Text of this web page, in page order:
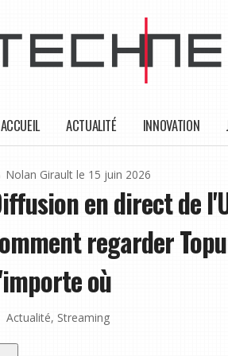
ACCUEIL ACTUALITÉ INNOVATION
Nolan Girault le 15 juin 2026
en direct de
regarder
où
Actualité, Streaming